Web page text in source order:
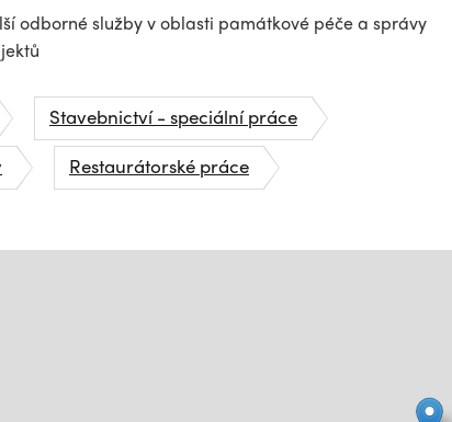
odborné služby v oblasti památkové péče a správy
Stavebnictví - speciální práce
Restaurátorské práce